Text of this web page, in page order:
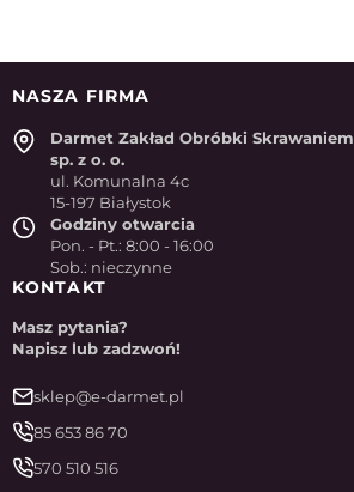
NASZA FIRMA
Darmet Zakład Obróbki Skrawaniem
sp. z o. o.
ul. Komunalna 4c
15-197 Białystok
Godziny otwarcia
Pon. - Pt.: 8:00 - 16:00
Sob.: nieczynne
KONTAKT
Masz pytania?
Napisz lub zadzwoń!
sklep@e-darmet.pl
85 653 86 70
570 510 516